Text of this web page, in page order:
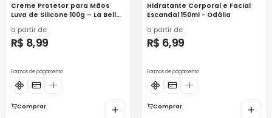
Creme Protetor para Mãos
Luva de Silicone 100g – La Belle
a partir de
R$ 8,99
Formas de pagamento
Comprar +
Hidratante Corporal e Facial
Escandal 150ml - Odália
a partir de
R$ 6,99
Formas de pagamento
Comprar +